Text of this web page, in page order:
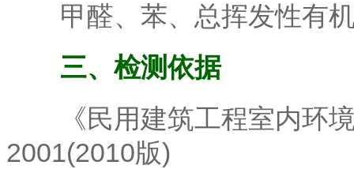
甲醛、苯、总挥发性有机
三、检测依据
《民用建筑工程室内环境
2001(2010版)